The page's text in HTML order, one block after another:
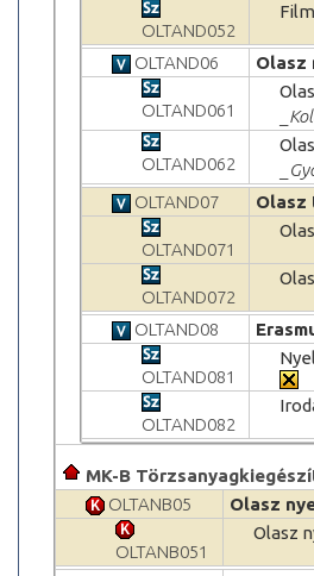
OLTAND052
OLTAND06 Olasz
OLTAND061
OLTAND062
OLTAND07
Olasz
OLTAND071
OLTAND072
OLTAND08
OLTAND081
OLTAND082
MK-B
OLTANB05
Olasz
OLTANB051
Olasz